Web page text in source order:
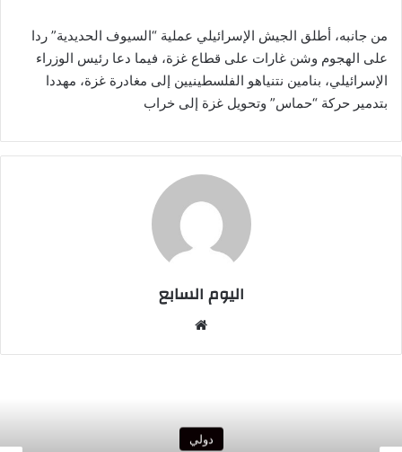
من جانبه، أطلق الجيش الإسرائيلي عملية “السيوف الحديدية” ردا
على الهجوم وشن غارات على قطاع غزة، فيما دعا رئيس الوزراء
الإسرائيلي، بنامين نتنياهو الفلسطينيين إلى مغادرة غزة، مهددا
بتدمير حركة “حماس” وتحويل غزة إلى خراب
اليوم السابع
دولي